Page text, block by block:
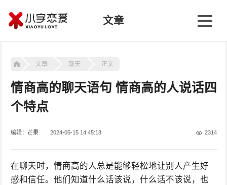
文章
文章 聊天 正文
情商高的聊天语句 情商高的人说话四
个特点
编辑：芒果 2024-05-15 14:45:18 2314
在聊天时，情商高的人总是能够轻松地让别人产生好
感和信任。他们知道什么话该说，什么话不该说，也